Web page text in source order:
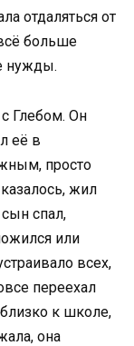
отдаляться от
больше
нужды.
Глебом. Он
её в
просто
жил
спал,
или
всех,
переехал
близко к школе,
она